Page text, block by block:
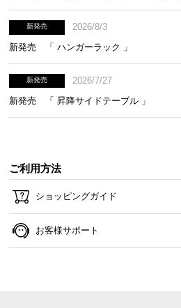
新発売
2026/8/3
新発売 「 ハンガーラック 」
新発売
2026/7/27
新発売 「 昇降サイドテーブル 」
ご利用方法
ショッピングガイド
お客様サポート